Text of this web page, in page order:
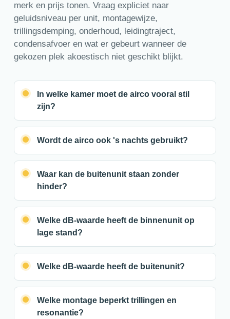
merk en prijs tonen. Vraag expliciet naar
geluidsniveau per unit, montagewijze,
trillingsdemping, onderhoud, leidingtraject,
condensafvoer en wat er gebeurt wanneer de
gekozen plek akoestisch niet geschikt blijkt.
In welke kamer moet de airco vooral stil
zijn?
Wordt de airco ook 's nachts gebruikt?
Waar kan de buitenunit staan zonder
hinder?
Welke dB-waarde heeft de binnenunit op
lage stand?
Welke dB-waarde heeft de buitenunit?
Welke montage beperkt trillingen en
resonantie?